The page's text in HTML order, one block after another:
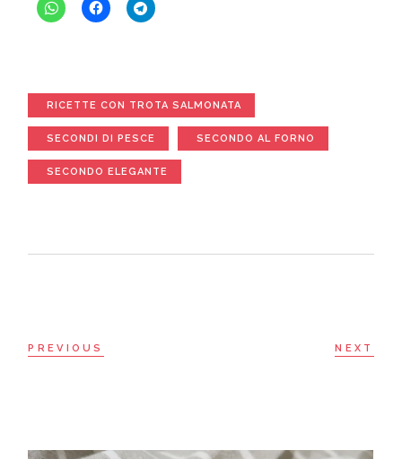
RICETTE CON TROTA SALMONATA
SECONDI DI PESCE SECONDO AL FORNO
SECONDO ELEGANTE
PREVIOUS NEXT